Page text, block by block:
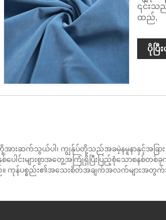
၎င်းသ
ထည်,
ပိုပြီ
းဆက်သွယ်ပါ၊ ကျွန်ုပ်တို့သည်အခမဲ့နမူနာနှင့်အခြား
စ်ပေါင်းများစွာအတွေ့အကြုံရှိပြီးပြည့်စုံသော
။ ကုန်ပစ္စည်း၏အသေးစိတ်အချက်အလက်များအတွ